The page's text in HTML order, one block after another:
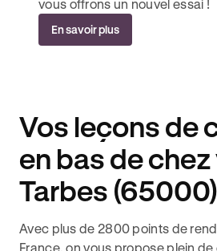
vous offrons un nouvel essai !
En savoir plus
Vos leçons de
en bas de
Tarbes
Avec plus de 2800 points de
France, on vous propose plein